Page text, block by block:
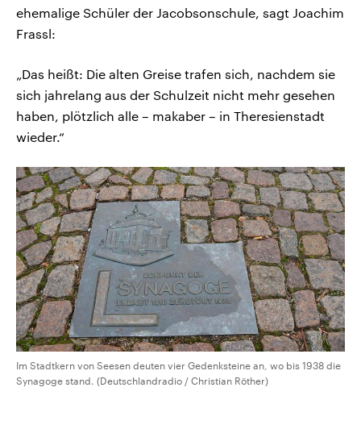
ehemalige Schüler der Jacobsonschule, sagt Joachim
Frassl:
„Das heißt: Die alten Greise trafen sich, nachdem sie
sich jahrelang aus der Schulzeit nicht mehr gesehen
haben, plötzlich alle – makaber – in Theresienstadt
wieder.“
Im Stadtkern von Seesen deuten vier Gedenksteine an, wo bis 1938 die
Synagoge stand. (Deutschlandradio / Christian Röther)